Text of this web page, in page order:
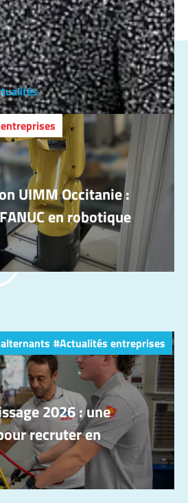
UIMM Occitanie :
en robotique
Actualités entreprises
2026 : une
recruter en